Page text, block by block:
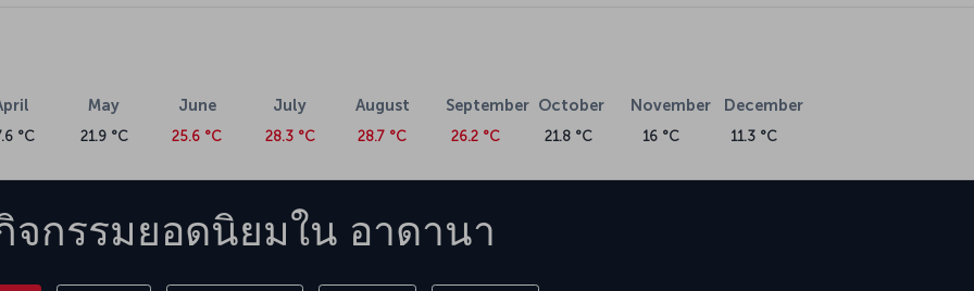
meters, including the 110,000 square
°C
May
21.9 °C
June
25.6 °C
July
28.3 °C
August
28.7 °C
September
26.2 °C
October
21.8 °C
November
16 °C
December
11.3 °C
จกรรมยอดนิยมใน อาดานา